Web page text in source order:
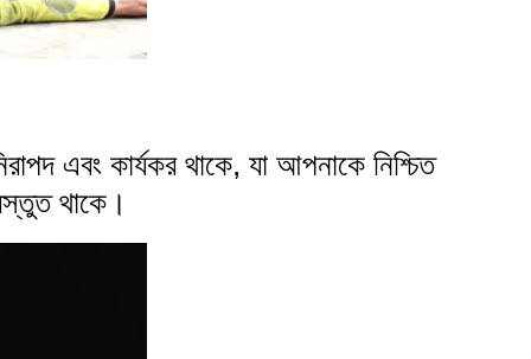
এবং কার্যকর থাকে, যা আপনাকে নিশ্চিত
থাকে।